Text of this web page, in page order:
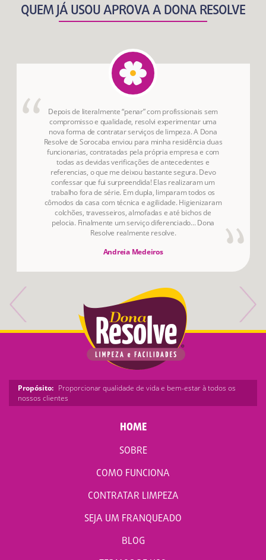
QUEM JÁ USOU APROVA A DONA RESOLVE
Depois de literalmente “penar” com profissionais sem
compromisso e qualidade, resolvi experimentar uma
nova forma de contratar serviços de limpeza. A Dona
Resolve de Sorocaba enviou para minha residência duas
funcionarias, contratadas pela própria empresa e com
todas as devidas verificações de antecedentes e
referencias, o que me deixou bastante segura. Devo
confessar que fui surpreendida! Elas realizaram um
trabalho fora de série. Em dupla, limparam todos os
cômodos da casa com técnica e agilidade. Higienizaram
colchões, travesseiros, almofadas e até bichos de
pelocia. Finalmente um serviço diferenciado... Dona
Resolve realmente resolve.
Andreia Medeiros
Propósito: Proporcionar qualidade de vida e bem-estar à todos os
nossos clientes
HOME
SOBRE
COMO FUNCIONA
CONTRATAR LIMPEZA
SEJA UM FRANQUEADO
BLOG